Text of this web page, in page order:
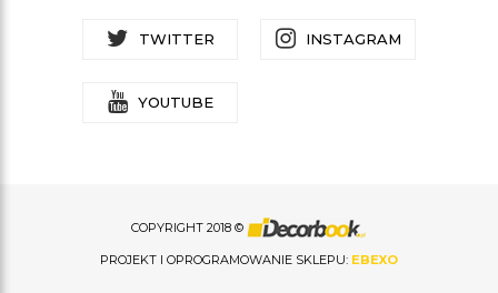
TWITTER INSTAGRAM
YOUTUBE
COPYRIGHT 2018 ©
PROJEKT I OPROGRAMOWANIE SKLEPU: EBEXO